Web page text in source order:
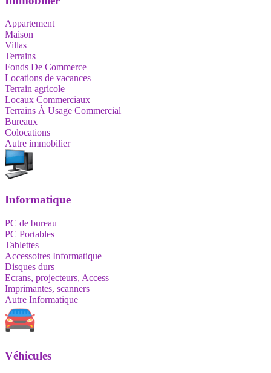
Appartement
Maison
Villas
Terrains
Fonds De Commerce
Locations de vacances
Terrain agricole
Locaux Commerciaux
Terrains À Usage Commercial
Bureaux
Colocations
Autre immobilier
Informatique
PC de bureau
PC Portables
Tablettes
Accessoires Informatique
Disques durs
Ecrans, projecteurs, Access
Imprimantes, scanners
Autre Informatique
Véhicules